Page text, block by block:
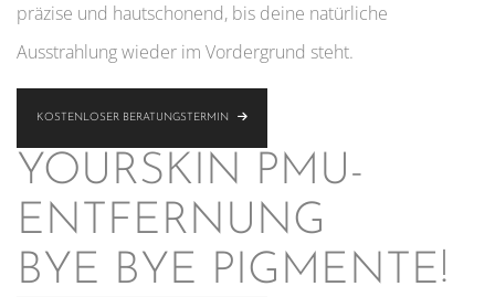
präzise und hautschonend, bis deine natürliche
Ausstrahlung wieder im Vordergrund steht.
KOSTENLOSER BERATUNGSTERMIN
YOURSKIN PMU-
ENTFERNUNG
BYE BYE PIGMENTE!